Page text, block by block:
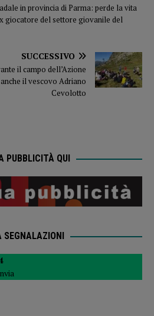
in provincia di Parma: perde la vita
giocatore del settore giovanile del
SUCCESSIVO
il campo dell’Azione
il vescovo Adriano
Cevolotto
PUBBLICITÀ QUI
SEGNALAZIONI